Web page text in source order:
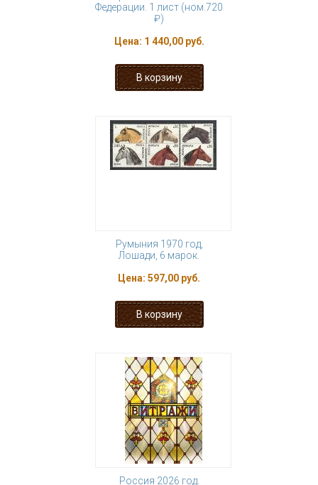
Федерации. 1 лист (ном.720
₽)
Цена: 1 440,00 руб.
Румыния 1970 год,
Лошади, 6 марок.
Цена: 597,00 руб.
Россия 2026 год.